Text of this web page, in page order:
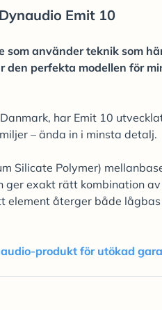
Dynaudio Emit 10
använder teknik som
den perfekta modellen för
har Emit 10
– ända in i minsta detalj.
Silicate Polymer)
ger exakt rätt kombination
element återger både
produkt för utökad